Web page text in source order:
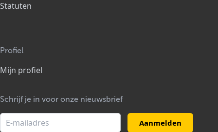
Statuten
Profiel
Mijn profiel
Schrijf je in voor onze nieuwsbrief
Aanmelden